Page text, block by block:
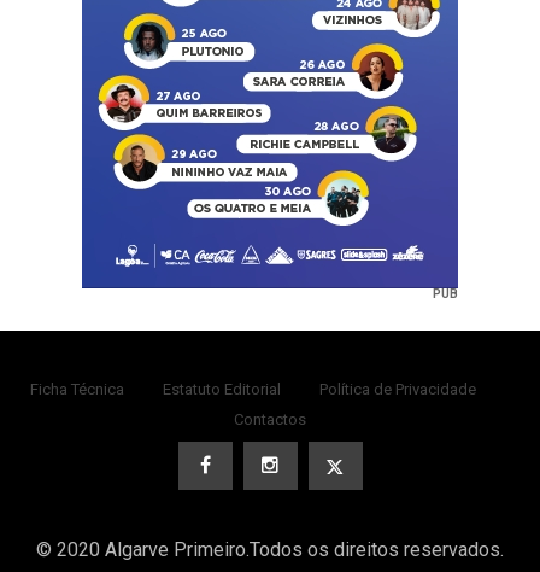
PUB
Ficha Técnica Estatuto Editorial
Política de Privacidade
Contactos
© 2020 Algarve Primeiro.Todos os direitos reservados.